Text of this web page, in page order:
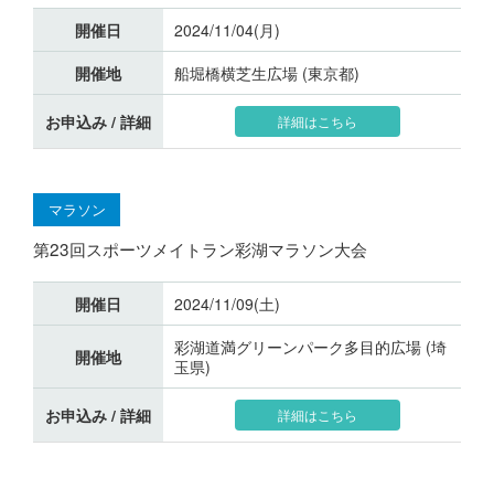
開催日
2024/11/04(月)
開催地
船堀橋横芝生広場 (東京都)
お申込み / 詳細 詳細はこちら
マラソン
第23回スポーツメイトラン彩湖マラソン大会
開催日 2024/11/09(土)
開催地
彩湖道満グリーンパーク多目的広場 (埼
玉県)
お申込み / 詳細 詳細はこちら